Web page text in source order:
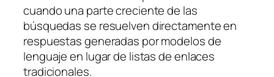
cuando una parte creciente de las
búsquedas se resuelven directamente en
respuestas generadas por modelos de
lenguaje en lugar de listas de enlaces
tradicionales.